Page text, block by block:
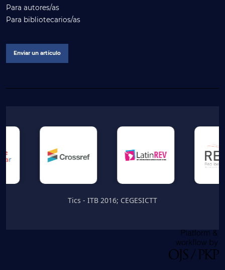
Para autores/as
Para bibliotecarios/as
Enviar un artículo
Tics - ITB 2016; CEGESICTT